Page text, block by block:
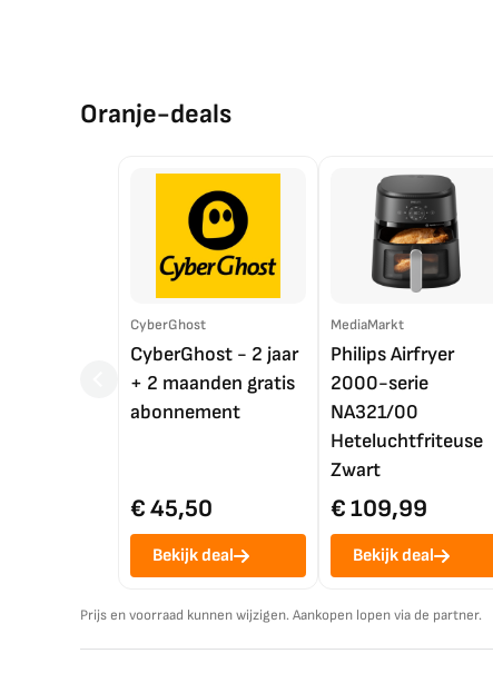
Oranje-deals
CyberGhost
CyberGhost - 2 jaar
+ 2 maanden gratis
abonnement
€ 45,50
Bekijk deal
MediaMarkt
Philips Airfryer
2000-serie
NA321/00
Heteluchtfriteuse
Zwart
€ 109,99
Bekijk deal
Prijs en voorraad kunnen wijzigen. Aankopen lopen via de partner.